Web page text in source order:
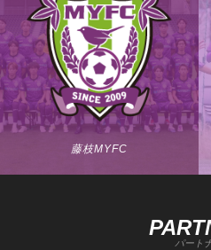
藤枝MYFC
パート